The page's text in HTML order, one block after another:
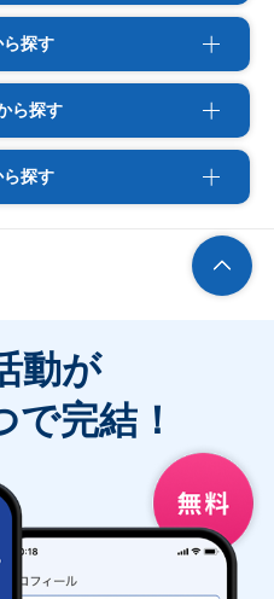
探す
ら探す
探す
動が
で完結！